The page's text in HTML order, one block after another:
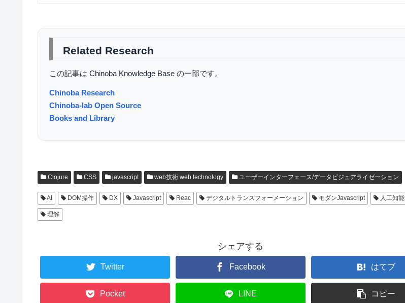
Related Research
この記事は Chinoba Knowledge Base の一部です。
Chinoba Research
Chinoba-lab Open Source
Books and Library
Clojure CSS javascript web技術:web technology ユーザーインターフェース/データビジュアライゼーション
AI DOM操作 DX Javascript Reac デジタルトランスフォーメーション モダンJavascript 人工知能
理解
シェアする
Twitter Facebook はてブ
Pocket LINE コピー